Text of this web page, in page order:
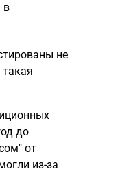
в
не
до
от
из-за